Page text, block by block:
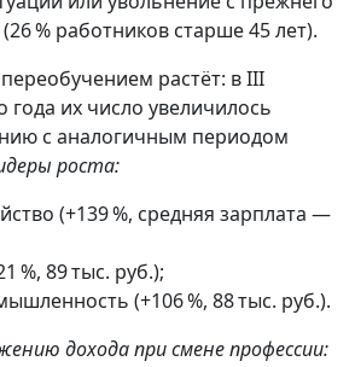
% работников старше 45 лет).
растёт: в III
года их число увеличилось
с аналогичным периодом
роста:
(+139 %, средняя зарплата —
%, 89 тыс. руб.);
(+106 %, 88 тыс. руб.).
дохода при смене профессии: